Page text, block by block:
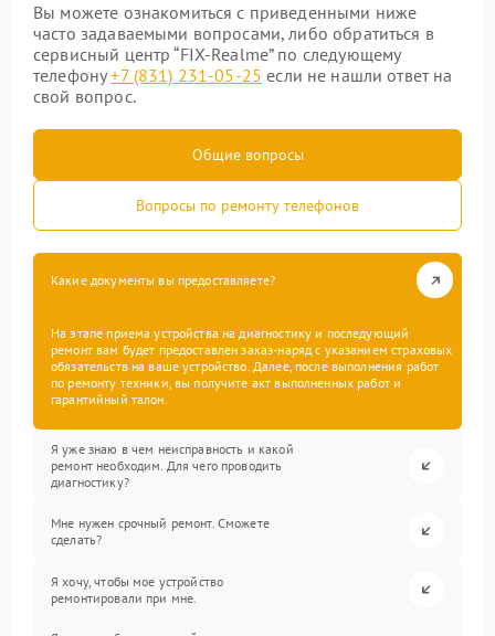
Вы можете ознакомиться с приведенными ниже
часто задаваемыми вопросами, либо обратиться в
сервисный центр “FIX-Realme” по следующему
телефону+7 (831) 231-05-25 если не нашли ответ на
свой вопрос.
Общие вопросы
Вопросы по ремонту телефонов
Какие документы вы предоставляете?
На этапе приема устройства на диагностику и последующий
ремонт вам будет предоставлен заказ-наряд с указанием страховых
обязательств на ваше устройство. Далее, после выполнения работ
по ремонту техники, вы получите акт выполненных работ и
гарантийный талон.
Я уже знаю в чем неисправность и какой
ремонт необходим. Для чего проводить
диагностику?
Мне нужен срочный ремонт. Сможете
сделать?
Я хочу, чтобы мое устройство
ремонтировали при мне.